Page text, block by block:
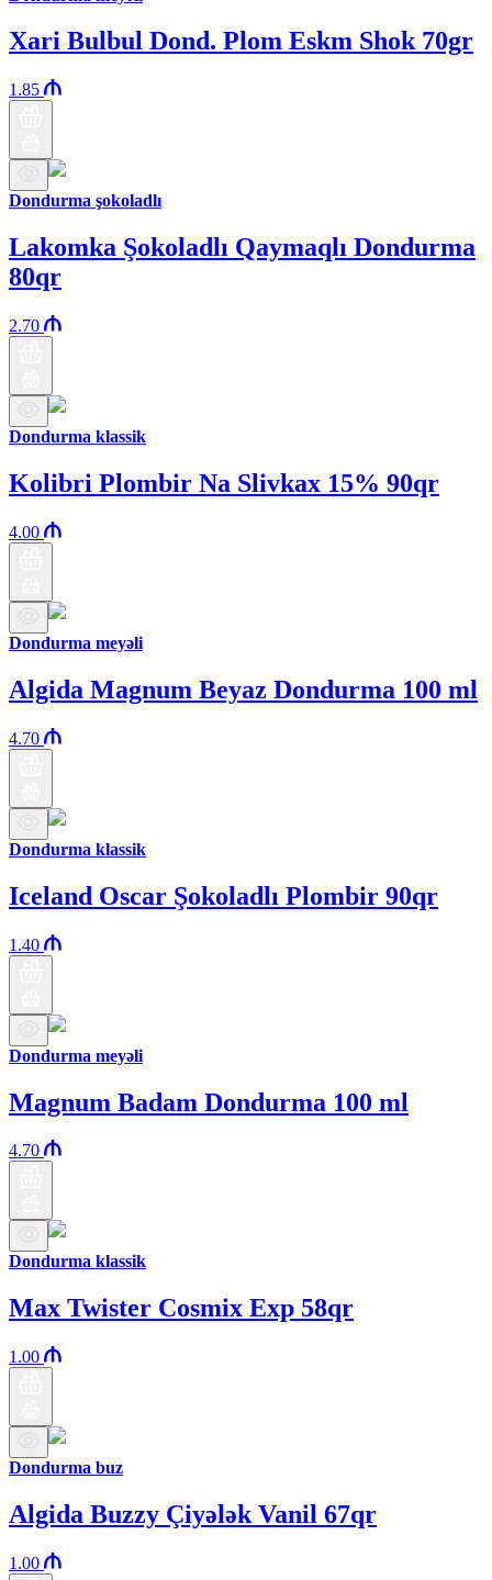
Xari Bulbul Dond. Plom Eskm Shok 70gr
1.85
Dondurma şokoladlı
Lakomka Şokoladlı Qaymaqlı Dondurma
80qr
2.70
Dondurma klassik
Kolibri Plombir Na Slivkax 15% 90qr
4.00
Dondurma meyəli
Algida Magnum Beyaz Dondurma 100 ml
4.70
Dondurma klassik
Iceland Oscar Şokoladlı Plombir 90qr
1.40
Dondurma meyəli
Magnum Badam Dondurma 100 ml
4.70
Dondurma klassik
Max Twister Cosmix Exp 58qr
1.00
Dondurma buz
Algida Buzzy Çiyələk Vanil 67qr
1.00